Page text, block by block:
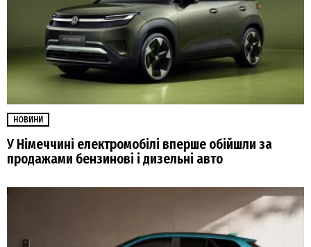
НОВИНИ
У Німеччині електромобілі вперше обійшли за
продажами бензинові і дизельні авто